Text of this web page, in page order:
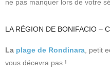
ne pas manquer lors de votre
LA RÉGION DE BONIFACIO –
La plage de Rondinara , petit
vous décevra pas !